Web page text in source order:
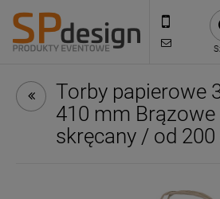
Torby papierowe
410 mm
skręcany / od 200